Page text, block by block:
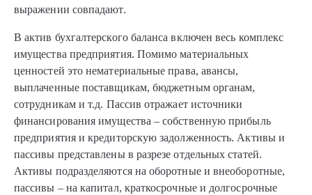
выражении совпадают.
В актив бухгалтерского баланса включен весь комплекс
имущества предприятия. Помимо материальных
ценностей это нематериальные права, авансы,
выплаченные поставщикам, бюджетным органам,
сотрудникам и т.д. Пассив отражает источники
финансирования имущества – собственную прибыль
предприятия и кредиторскую задолженность. Активы и
пассивы представлены в разрезе отдельных статей.
Активы подразделяются на оборотные и внеоборотные,
пассивы – на капитал, краткосрочные и долгосрочные